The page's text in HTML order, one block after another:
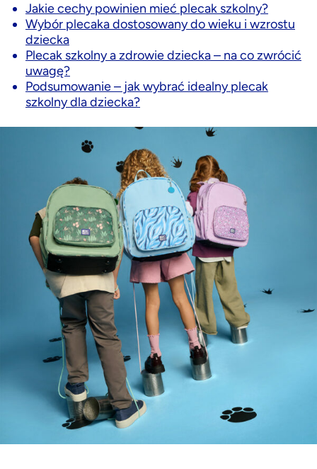
Jakie cechy powinien mieć plecak szkolny?
Wybór plecaka dostosowany do wieku i wzrostu
dziecka
Plecak szkolny a zdrowie dziecka – na co zwrócić
uwagę?
Podsumowanie – jak wybrać idealny plecak
szkolny dla dziecka?